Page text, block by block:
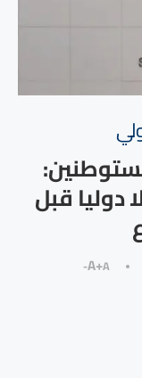
دوليا قبل
A+A-